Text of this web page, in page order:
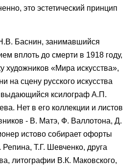
это эстетический принцип
Баснин, занимавшийся
вплоть до смерти в 1918 году,
художников «Мира искусства»,
на сцену русского искусства
выдающийся ксилограф А.П.
Нет в его коллекции и листов
- В. Матэ, Ф. Валлотона, Д.
истово собирает офорты
Т.Г. Шевченко, друга
литографии В.К. Маковского,